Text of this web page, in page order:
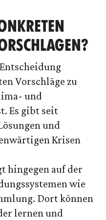
Vorschläge zu
und
Es gibt seit
und
Krisen
hingegen auf der
wie
Dort können
lernen und